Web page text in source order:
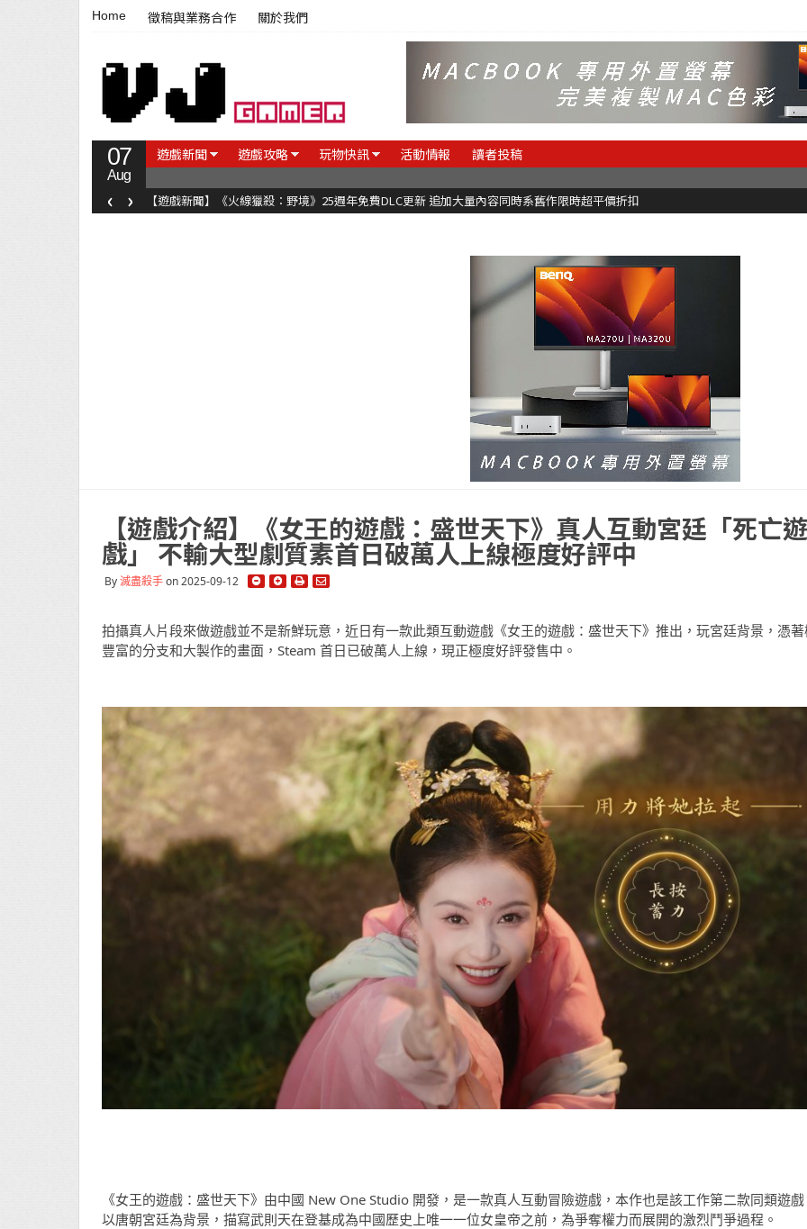
Home 徵稿與業務合作 關於我們
07
Aug
遊戲新聞 遊戲攻略 玩物快訊 活動情報 讀者投稿
【遊戲新聞】《火線獵殺：野境》25週年免費DLC更新 追加大量內容同時系舊作限時超平價折扣
‹ ›
【遊戲介紹】《女王的遊戲：盛世天下》真人互動宮廷「死亡遊
戲」 不輸大型劇質素首日破萬人上線極度好評中
By滅盡殺手on 2025-09-12
拍攝真人片段來做遊戲並不是新鮮玩意，近日有一款此類互動遊戲《女王的遊戲：盛世天下》推出，玩宮廷背景，憑
豐富的分支和大製作的畫面，Steam 首日已破萬人上線，現正極度好評發售中。
《女王的遊戲：盛世天下》由中國 New One Studio 開發，是一款真人互動冒險遊戲，本作也是該工作第二款同類遊
以唐朝宮廷為背景，描寫武則天在登基成為中國歷史上唯一一位女皇帝之前，為爭奪權力而展開的激烈鬥爭過程。